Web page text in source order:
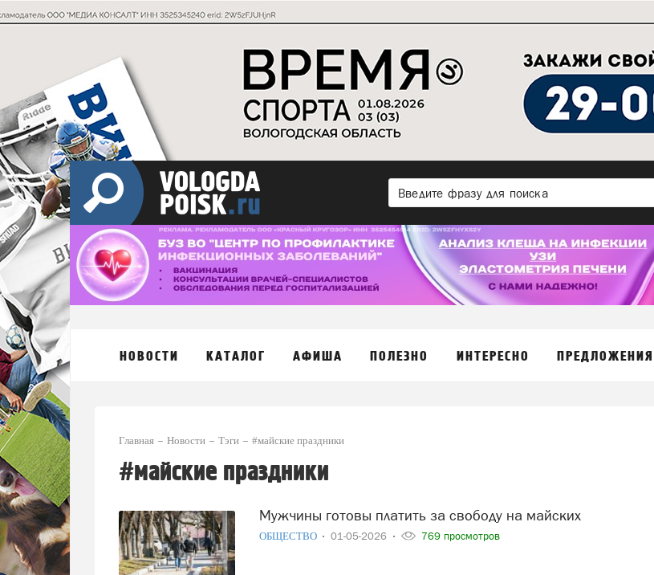
НОВОСТИ КАТАЛОГ АФИША ПОЛЕЗНО ИНТЕРЕСНО
Главная Новости Тэги #майские праздники
#майские праздники
Мужчины готовы платить за свободу на майских
ОБЩЕСТВО 01-05-2026 769 просмотров